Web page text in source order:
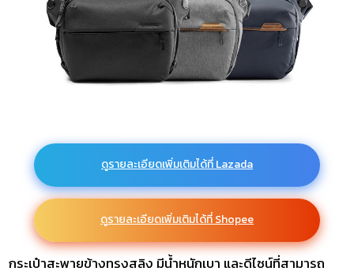
ดูรายละเอียดเพิ่มเติมได้ที่ Lazada
ดูรายละเอียดเพิ่มเติมได้ที่ Shopee
กระเป๋าสะพายข้างทรงสลิง มีน้ำหนักเบา และดีไซน์ที่สามารถ